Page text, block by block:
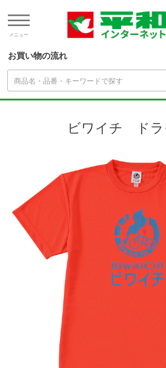
メニュー
お買い物の流れ
ビワイチ ドラ